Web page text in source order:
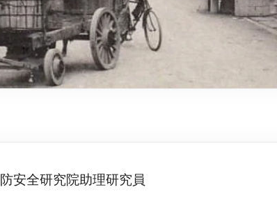
防安全研究院助理研究員